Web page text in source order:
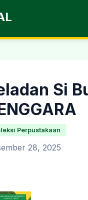
Si
Perpustakaan
28, 2025